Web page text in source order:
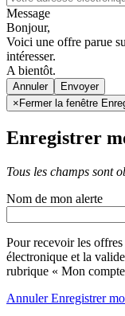
Message
Bonjour,
Voici une offre parue
intéresser.
A bientôt.
Annuler
× Fermer la fenêtre
Enregistrer
Tous les champs sont
Nom de mon alerte
Pour recevoir les
électronique et la
rubrique « Mon
AnnulerEnregistrer